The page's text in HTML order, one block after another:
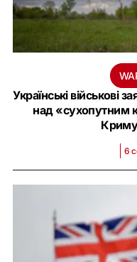
Українські військові
над «сухопутним
6